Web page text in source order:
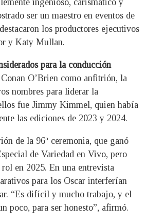
ser un maestro en eventos de
los productores ejecutivos
y Katy Mullan.
para la conducción
O’Brien como anfitrión, la
nombres para liderar la
fue Jimmy Kimmel, quien había
las ediciones de 2023 y 2024.
de la 96ª ceremonia, que ganó
de Variedad en Vivo, pero
en 2025. En una entrevista
para los Oscar interferían
“Es difícil y mucho trabajo, y el
poco, para ser honesto”, afirmó.